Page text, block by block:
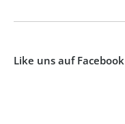
Like uns auf Facebook